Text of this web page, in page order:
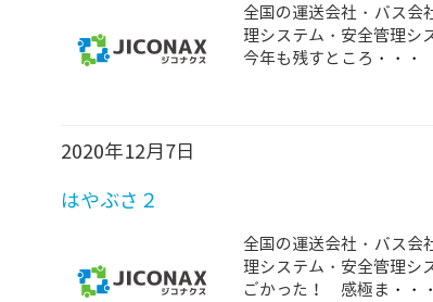
全国の運送会社・バス会
理システム・安全管理シ
今年も残すところ ・・・
2020年12月7日
はやぶさ２
全国の運送会社・バス会
理システム・安全管理
ごかった！ 感極ま ・・・